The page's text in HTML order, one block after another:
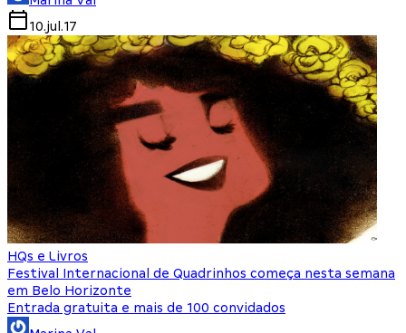
10.jul.17
HQs e Livros
Festival Internacional de Quadrinhos começa nesta semana
em Belo Horizonte
Entrada gratuita e mais de 100 convidados